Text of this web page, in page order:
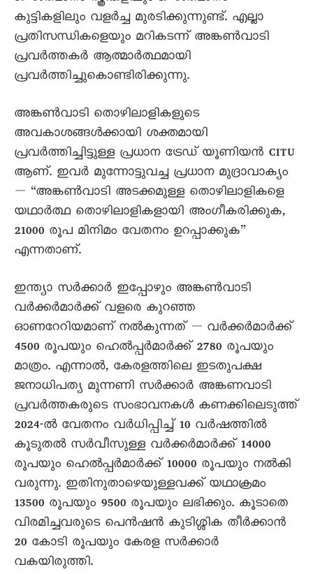
കുട്ടികളിലും വളർച്ച മുരടിക്കുന്നുണ്ട്. എല്ലാ
പ്രതിസന്ധികളെയും മറികടന്ന് അങ്കൺവാടി
പ്രവർത്തകർ ആത്മാർത്ഥമായി
പ്രവർത്തിച്ചുകൊണ്ടിരിക്കുന്നു.
അങ്കൺവാടി തൊഴിലാളികളുടെ
അവകാശങ്ങൾക്കായി ശക്തമായി
പ്രവർത്തിച്ചിട്ടുള്ള പ്രധാന ട്രേഡ് യൂണിയൻ CITU
ആണ്. ഇവർ മുന്നോട്ടുവച്ച പ്രധാന മുദ്രാവാക്യം
— “അങ്കൺവാടി അടക്കമുള്ള തൊഴിലാളികളെ
യഥാർത്ഥ തൊഴിലാളികളായി അംഗീകരിക്കുക,
21000 രൂപ മിനിമം വേതനം ഉറപ്പാക്കുക”
എന്നതാണ്.
ഇന്ത്യാ സർക്കാർ ഇപ്പോഴും അങ്കൺവാടി
വർക്കർമാർക്ക് വളരെ കുറഞ്ഞ
ഓണറേറിയമാണ് നൽകുന്നത് — വർക്കർമാർക്ക്
4500 രൂപയും ഹെൽപ്പർമാർക്ക് 2780 രൂപയും
മാത്രം. എന്നാൽ, കേരളത്തിലെ ഇടതുപക്ഷ
ജനാധിപത്യ മുന്നണി സർക്കാർ അങ്കണവാടി
പ്രവർത്തകരുടെ സംഭാവനകൾ കണക്കിലെടുത്ത്
2024-ൽ വേതനം വർധിപ്പിച്ച് 10 വർഷത്തിൽ
കൂടുതൽ സർവീസുള്ള വർക്കർമാർക്ക് 14000
രൂപയും ഹെൽപ്പർമാർക്ക് 10000 രൂപയും നൽകി
വരുന്നു. ഇതിനുതാഴെയുള്ളവക്ക് യഥാക്രമം
13500 രൂപയും 9500 രൂപയും ലഭിക്കും. കൂടാതെ
വിരമിച്ചവരുടെ പെൻഷൻ കുടിശ്ശിക തീർക്കാൻ
20 കോടി രൂപയും കേരള സർക്കാർ
വകയിരുത്തി.